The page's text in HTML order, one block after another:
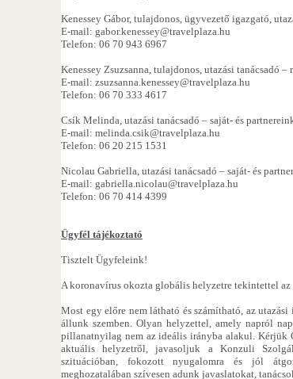
Kenessey Gábor, tulajdonos, ügyvezető igazgató,
E-mail: gabor.kenessey@travelplaza.hu
Telefon: 06 70 943 6967
Kenessey Zsuzsanna, tulajdonos, utazási tanácsadó
E-mail: zsuzsanna.kenessey@travelplaza.hu
Telefon: 06 70 333 4617
Csík Melinda, utazási tanácsadó – saját- és
E-mail: melinda.csik@travelplaza.hu
Telefon: 06 20 215 1531
Nicolau Gabriella, utazási tanácsadó – saját- és
E-mail: gabriella.nicolau@travelplaza.hu
Telefon: 06 70 414 4399
Ügyfél tájékoztató
Tisztelt Ügyfeleink!
A koronavírus okozta globális helyzetre tekintettel
Most egy előre nem látható és számítható, az
állunk szemben. Olyan helyzettel, amely napról
pillanatnyilag nem az ideális irányba alakul. Kérjük
aktuális helyzetről, javasoljuk a Konzuli
szituációban, fokozott nyugalomra és jól
meghozatalában szívesen adunk javaslatokat,